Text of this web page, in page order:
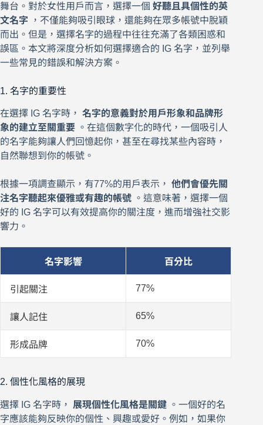
舞台。對於女性用戶而言，選擇一個 好聽且具個性的英
文名字
，不僅能夠吸引眼球，還能夠在眾多帳號中脫穎
而出。但是，選擇名字的過程中往往充滿了各類困惑和
誤區。本文將深度分析如何選擇適合的 IG 名字，並列舉
一些常見的錯誤和解決方案。
1. 名字的重要性
在選擇 IG 名字時， 名字的意義對於用戶形象和品牌形
象的建立至關重要 。在這個數字化的時代，一個吸引人
的名字能夠讓人們回憶起你，甚至在尋找某些內容時，
自然聯想到你的帳號。
根據一項調查顯示，有77%的用戶表示， 他們會優先關
注名字聽起來優雅或有趣的帳號 。這意味著，選擇一個
好的 IG 名字可以有效提高你的關注度，進而增強社交影
響力。
名字影響 百分比
引起關注 77%
讓人記住 65%
形成品牌 70%
2. 個性化風格的展現
選擇 IG 名字時， 展現個性化風格是關鍵 。一個好的名
字應該能夠反映你的個性、興趣或愛好。例如，如果你